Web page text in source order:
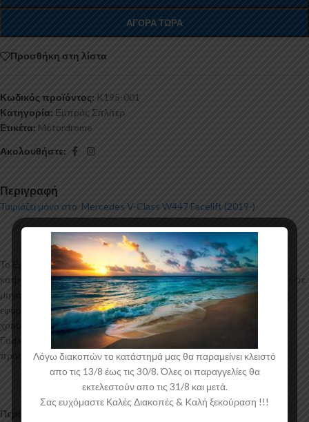
ΑΓΟΡΆ ΤΏΡΑ
Προσθήκη στη λίστα
Κωδικός προϊόντος: K195-001
Κατηγορία: Εμπρός Σπλίτερ
Ετικέτα: Motordrome
Ακολουθήστε:
Περιγραφή
Ταιριάζει μόνο στο Mercedes V-Class W447 Facelift (2019-)
Το Εμπρός Σπλίτερ για το Mercedes V-Class W447 Facelift
κατασκευάζεται από ABS Πλαστικό υψηλής ποιότητας και αισθητικής σε
μηχανές θερμοδιαμόρφωσης τελευταίας τεχνολογίας έχοντας άψογη
εφαρμογή και εύκολη τοποθέτηση. Το υλικό πλαστικού που
χρησιμοποιείται για την δημιουργία προϊόντων έρχεται σε Μαύρο
Γυαλιστερό χρώμα και με αντιχαρακτική επιφάνεια. Συνοδεύεται από
προστατευτική μεμβράνη όπου αφαιρείται πριν την τοποθέτηση.
Περιεχόμενα Συσκευασίας:
Λόγω διακοπών το κατάστημά μας θα παραμείνει κλειστό
απο τις 13/8 έως τις 30/8. Όλες οι παραγγελίες θα
εκτελεστούν απο τις 31/8 και μετά.
Σας ευχόμαστε Καλές Διακοπές & Kαλή ξεκούραση !!!